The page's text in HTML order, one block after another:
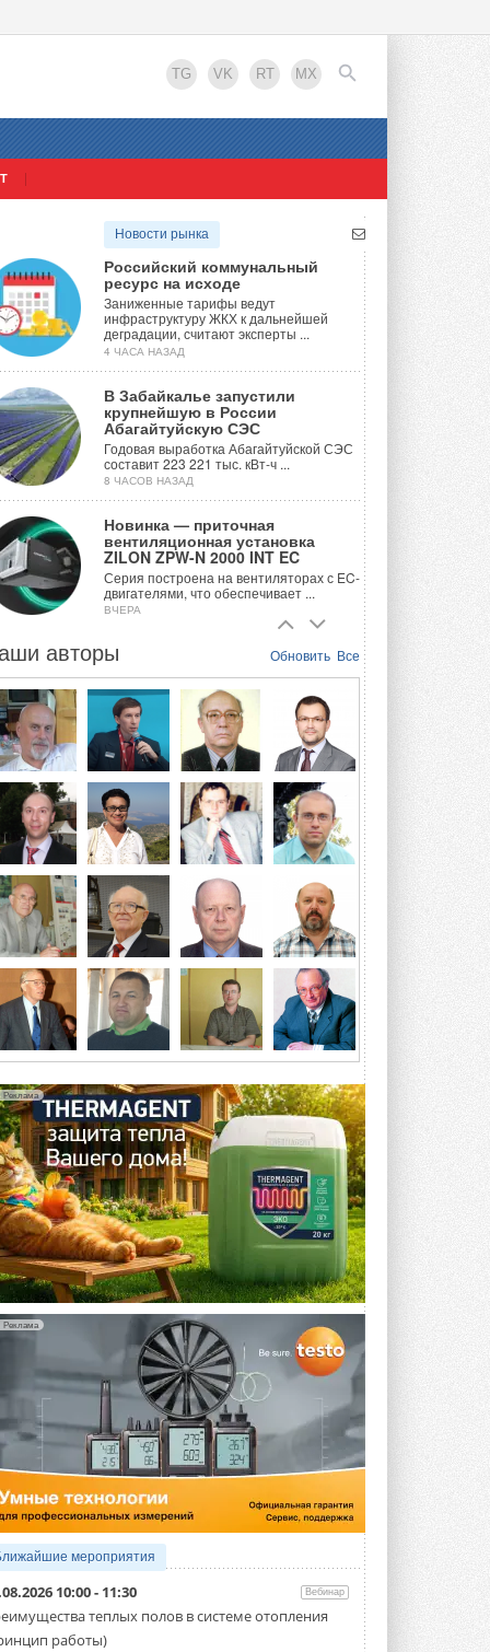
TG VK RT MX
EN
Новости рынка
Российский коммунальный
ресурс на исходе
Заниженные тарифы ведут
инфраструктуру ЖКХ к дальнейшей
деградации, считают эксперты ...
4 ЧАСА НАЗАД
В Забайкалье запустили
крупнейшую в России
Абагайтуйскую СЭС
Годовая выработка Абагайтуйской СЭС
составит 223 221 тыс. кВт-ч ...
8 ЧАСОВ НАЗАД
Новинка — приточная
вентиляционная установка
ZILON ZPW-N 2000 INT EC
Серия построена на вентиляторах с EC-
двигателями, что обеспечивает ...
ВЧЕРА
Учёные ЮУрГУ создали
объединяющую солнечную и
геотермальную энергию
Природосберегающие технологии ...
ВЧЕРА
Для Арктики создали
технологию защиты
ветрогенераторов от аварий
Разработка учитывает влияние
мерзлоты, обледенения и снеговых ...
ВЧЕРА
Гибридный тепловой насос PV/T
с одним общим испарителем
Исследователи предложили
конструкцию двухисточникового ...
5 АВГУСТА 2026
21-й ежегодный форум
«ЦОД-2026»
отеле Radisson Slavyanskaya. Форум
посетит более двух тысяч участников ...
5 АВГУСТА 2026
Китайская Shenling представила
линейку тепловых насосов
«воздух-вода» на R290
Серия ThermaX R290 All-In-One
включает три модели ...
4 АВГУСТА 2026
Тепловые насосы в связке с
солнечной генерацией и
накопителем снижают
потребление на 60%
Исследователи из Италии установили ...
4 АВГУСТА 2026
«РУСКЛИМАТ Fest 2026» в Уфе
собрал свыше 700 профи
климатической отрасли
Организатором выступил торгово-
производственный холдинг ...
3 АВГУСТА 2026
«Датарк» испытал модульный
ЦОД с плотностью 54 кВт на
стойку
Испытания прошли на собственной
производственной площадке и были ...
3 АВГУСТА 2026
Обновить Все
авторы
Реклама
Реклама
мероприятия
10:00 - 11:30 Вебинар
теплых полов в системе отопления
работы)